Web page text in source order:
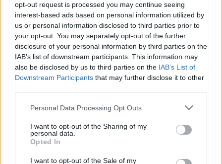
opt-out request is processed you may continue seeing
interest-based ads based on personal information utilized by
us or personal information disclosed to third parties prior to
your opt-out. You may separately opt-out of the further
disclosure of your personal information by third parties on the
IAB’s list of downstream participants. This information may
also be disclosed by us to third parties on the IAB’s List of
Downstream Participants that may further disclose it to other
Personal Data Processing Opt Outs
I want to opt-out of the Sharing of my
personal data.
Opted In
I want to opt-out of the Sale of my
Commenti
Accedioregistratiper commentare questo
commento esprime il pensiero dell'autore e non rappresenta la linea editoriale
di VareseNews.it, che rimane autonoma e indipendente. I messaggi inclusi nei
possono essere automaticamente pubblicati senza filtro preventivo. I commenti
che includano uno o più link a siti esterni verranno rimossi in automatico dal